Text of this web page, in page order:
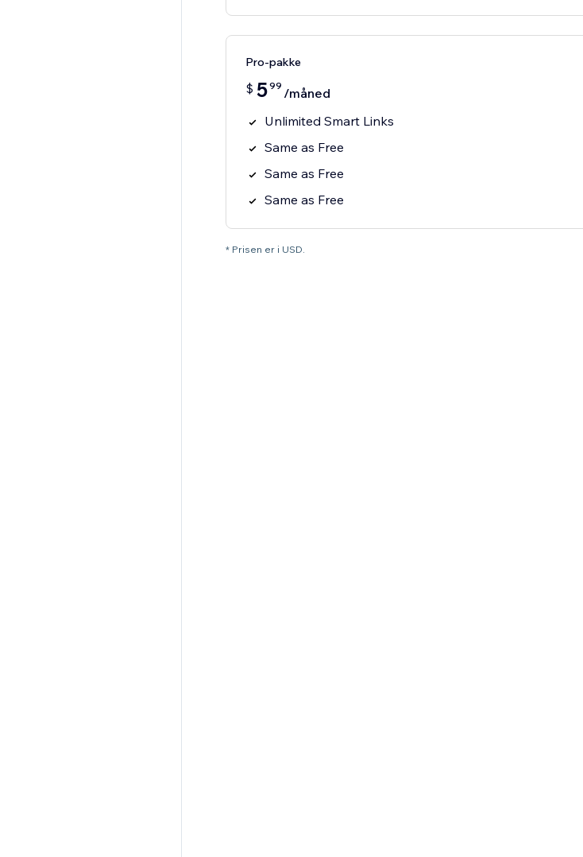
Pro-pakke
$ 599 /måned
Unlimited Smart Links
Same as Free
Same as Free
Same as Free
* Prisen er i USD.